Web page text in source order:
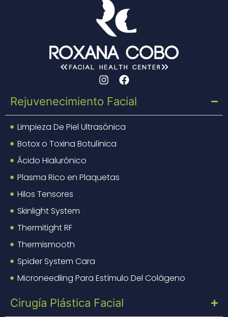
Rejuvenecimiento Facial
Limpieza De Piel Ultrasónica
Botox o Toxina Botulínica
Ácido Hialurónico
Plasma Rico en Plaquetas
Hilos Tensores
Skinlight System
Thermitight RF
Thermismooth
Spider System Cara
Microneedling Para Estímulo Del Colágeno
Cirugía Plástica Facial